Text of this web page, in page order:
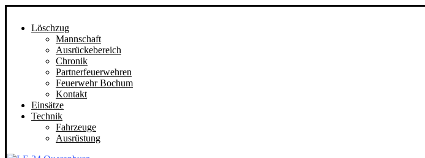
Löschzug
Mannschaft
Ausrückebereich
Chronik
Partnerfeuerwehren
Feuerwehr Bochum
Kontakt
Einsätze
Technik
Fahrzeuge
Ausrüstung